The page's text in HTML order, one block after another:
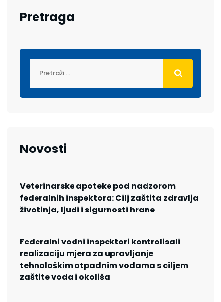
Pretraga
Novosti
Veterinarske apoteke pod nadzorom
federalnih inspektora: Cilj zaštita zdravlja
životinja, ljudi i sigurnosti hrane
Federalni vodni inspektori kontrolisali
realizaciju mjera za upravljanje
tehnološkim otpadnim vodama s ciljem
zaštite voda i okoliša